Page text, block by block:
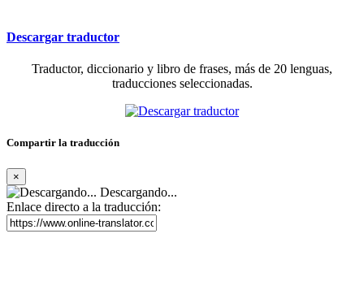
Descargar traductor
Traductor, diccionario y libro de frases, más de 20 lenguas,
traducciones seleccionadas.
Compartir la traducción
×
Descargando...
Enlace directo a la traducción: